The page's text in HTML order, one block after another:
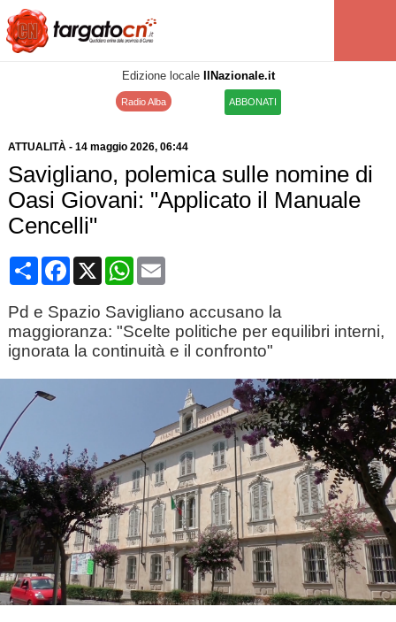
Edizione locale IlNazionale.it
Radio Alba ABBONATI
ATTUALITÀ- 14 maggio 2026, 06:44
Savigliano, polemica sulle nomine di
Oasi Giovani: "Applicato il Manuale
Cencelli"
CondividiFacebook
X WhatsApp
Email
Pd e Spazio Savigliano accusano la
maggioranza: "Scelte politiche per equilibri interni,
ignorata la continuità e il confronto"